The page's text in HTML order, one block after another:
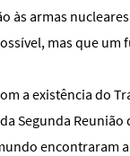
às armas
mas que
a existência do
Segunda
encontraram